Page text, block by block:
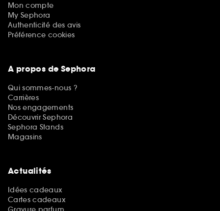
Mon compte
My Sephora
Authenticité des avis
Préférence cookies
A propos de Sephora
Qui sommes-nous ?
Carrières
Nos engagements
Découvrir Sephora
Sephora Stands
Magasins
Actualités
Idées cadeaux
Cartes cadeaux